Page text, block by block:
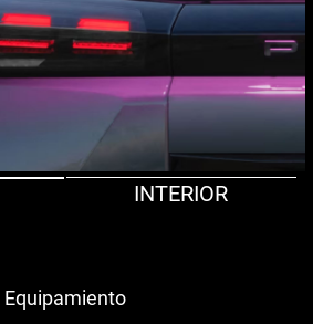
INTERIOR
Equipamiento